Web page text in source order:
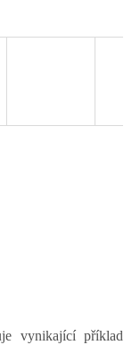
vynikající příklad